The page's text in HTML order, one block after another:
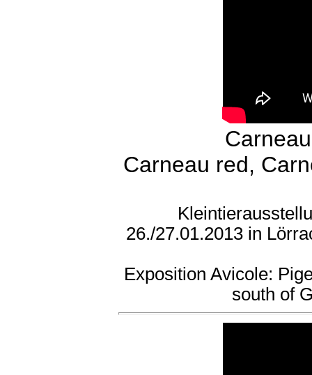
Carneau red,
26./27.01.2013 in
Exposition Avicole:
south of